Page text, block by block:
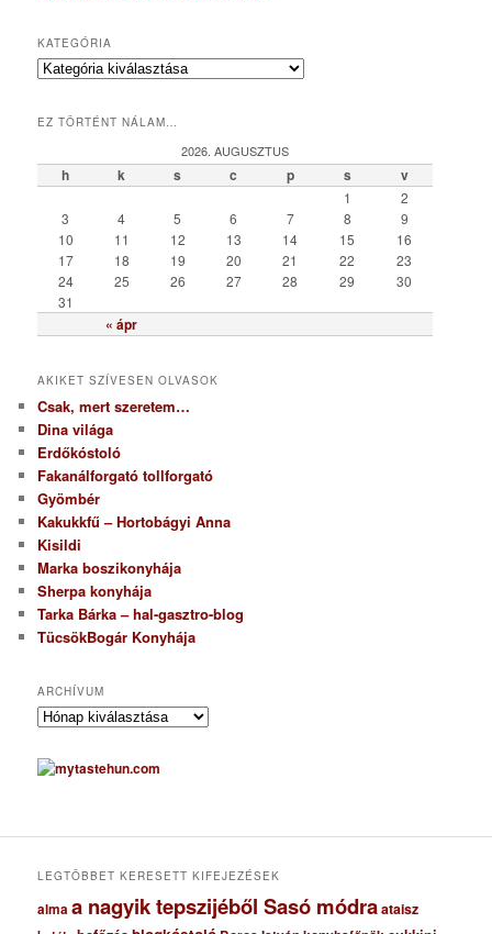
KATEGÓRIA
K
e
r
EZ TÖRTÉNT NÁLAM…
2026. AUGUSZTUS
h k s c p s v
« ápr
1
2
3
4 5 6 7 8
9
10
11 12 13 14 15
16
17
18 19 20 21 22
23
24
25 26 27 28 29
30
31
AKIKET SZÍVESEN OLVASOK
Csak, mert szeretem…
Dina világa
Erdőkóstoló
Fakanálforgató tollforgató
Gyömbér
Kakukkfű – Hortobágyi Anna
Kisildi
Marka boszikonyhája
Sherpa konyhája
Tarka Bárka – hal-gasztro-blog
TücsökBogár Konyhája
ARCHÍVUM
A
c
h
u
LEGTÖBBET KERESETT KIFEJEZÉSEK
almaa nagyik tepszijéből Sasó módraataisz